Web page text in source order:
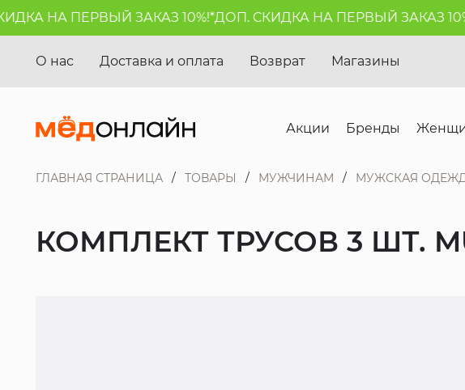
НА ПЕРВЫЙ ЗАКАЗ 10%!*ДОП. СКИДКА НА ПЕРВЫЙ ЗАКАЗ 10%!*
О нас Доставка и оплата Возврат Магазины
Акции Бренды
ГЛАВНАЯ СТРАНИЦА ТОВАРЫ МУЖЧИНАМ МУЖСКАЯ
КОМПЛЕКТ ТРУСОВ 3 ШТ.